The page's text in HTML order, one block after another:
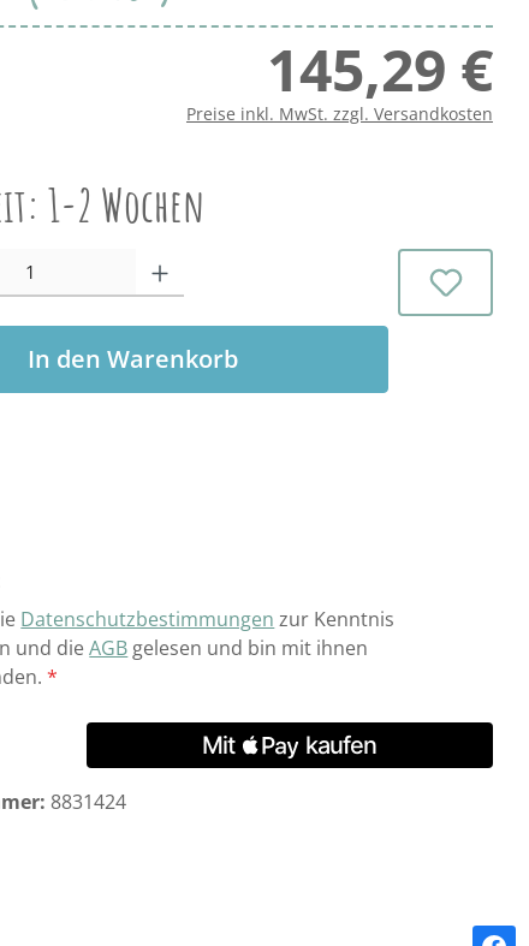
145,29 €
Preise inkl. MwSt. zzgl. Versandkosten
1-2 Wochen
Gib den gewünschten Wert ein oder benutze die
In den Warenkorb
Datenschutzbestimmungen zur Kenntnis
und dieAGB gelesen und bin mit ihnen
*
8831424